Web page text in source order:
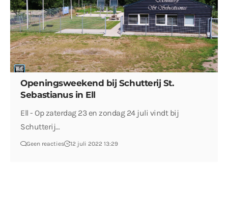
Openingsweekend bij Schutterij St.
Sebastianus in Ell
Ell - Op zaterdag 23 en zondag 24 juli vindt bij
Schutterij…
Geen reacties 12 juli 2022 13:29